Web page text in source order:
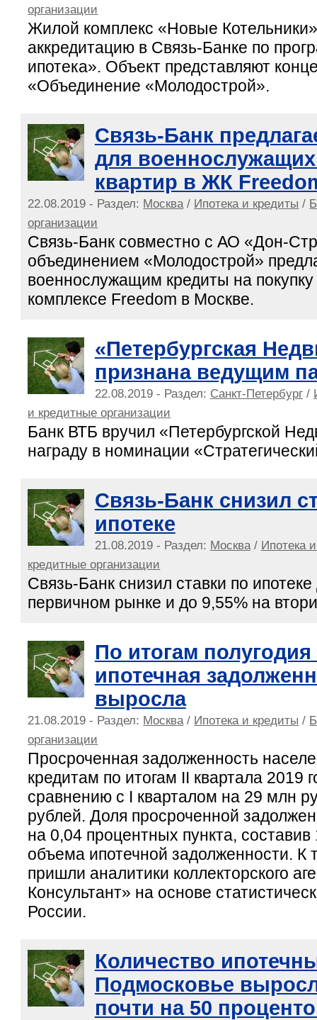
организации
Жилой комплекс «Новые
аккредитацию в Связь-Банке по
ипотека». Объект представляют
«Объединение «Молодострой».
Связь-Банк
для военнослужащих
квартир в ЖК
22.08.2019 - Раздел: Москва / Ипотека и кредиты /
организации
Связь-Банк совместно с АО «Дон-
объединением «Молодострой»
военнослужащим кредиты на
комплексе Freedom в Москве.
«Петербургская
признана ведущим
22.08.2019 - Раздел: Санкт-Петербург/
и кредитные организации
Банк ВТБ вручил «Петербургской
награду в номинации
Связь-Банк снизил
ипотеке
21.08.2019 - Раздел: Москва/ Ипотека
кредитные организации
Связь-Банк снизил ставки по
первичном рынке и до 9,55% на
По итогам
ипотечная
выросла
21.08.2019 - Раздел: Москва / Ипотека и кредиты /
организации
Просроченная задолженность
кредитам по итогам II квартала 2019
сравнению с I кварталом на 29 млн
рублей. Доля просроченной
на 0,04 процентных пункта,
объема ипотечной задолженности. К
пришли аналитики коллекторского
Консультант» на основе
России.
Количество
Подмосковье
почти на 50